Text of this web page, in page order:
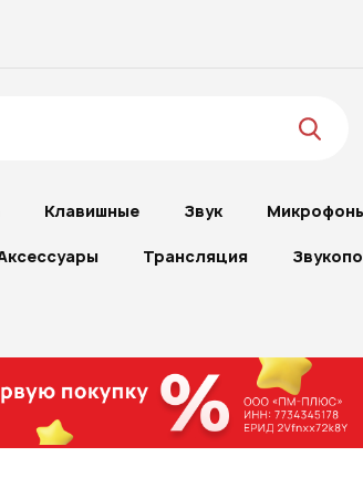
Клавишные Звук
Трансляция